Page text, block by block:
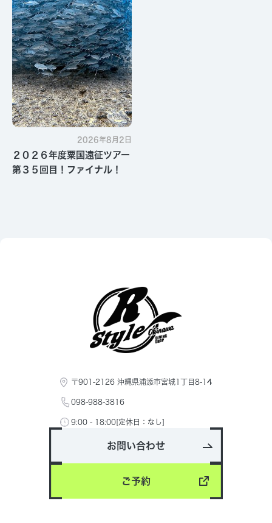
2026年8月2日
２０２６年度粟国遠征ツアー
第３５回目！ファイナル！
〒901-2126 沖縄県浦添市宮城1丁目8-14
098-988-3816
9:00 - 18:00[定休日：なし]
お問い合わせ
ご予約